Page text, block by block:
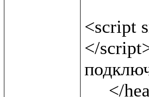
<script
</